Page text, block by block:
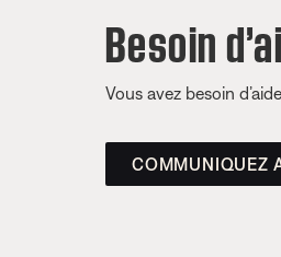
Besoin
Vous avez besoin
COMMUNIQUEZ